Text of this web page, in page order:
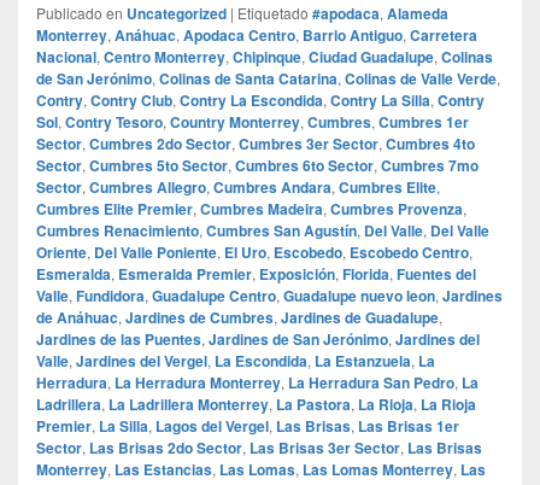
Publicado en Uncategorized | Etiquetado #apodaca, Alameda
Monterrey, Anáhuac, Apodaca Centro, Barrio Antiguo, Carretera
Nacional, Centro Monterrey, Chipinque, Ciudad Guadalupe, Colinas
de San Jerónimo, Colinas de Santa Catarina, Colinas de Valle Verde,
Contry, Contry Club, Contry La Escondida, Contry La Silla, Contry
Sol, Contry Tesoro, Country Monterrey, Cumbres, Cumbres 1er
Sector, Cumbres 2do Sector, Cumbres 3er Sector, Cumbres 4to
Sector, Cumbres 5to Sector, Cumbres 6to Sector, Cumbres 7mo
Sector, Cumbres Allegro, Cumbres Andara, Cumbres Elite,
Cumbres Elite Premier, Cumbres Madeira, Cumbres Provenza,
Cumbres Renacimiento, Cumbres San Agustín, Del Valle, Del Valle
Oriente, Del Valle Poniente, El Uro, Escobedo, Escobedo Centro,
Esmeralda, Esmeralda Premier, Exposición, Florida, Fuentes del
Valle, Fundidora, Guadalupe Centro, Guadalupe nuevo leon, Jardines
de Anáhuac, Jardines de Cumbres, Jardines de Guadalupe,
Jardines de las Puentes, Jardines de San Jerónimo, Jardines del
Valle, Jardines del Vergel, La Escondida, La Estanzuela, La
Herradura, La Herradura Monterrey, La Herradura San Pedro, La
Ladrillera, La Ladrillera Monterrey, La Pastora, La Rioja, La Rioja
Premier, La Silla, Lagos del Vergel, Las Brisas, Las Brisas 1er
Sector, Las Brisas 2do Sector, Las Brisas 3er Sector, Las Brisas
Monterrey, Las Estancias, Las Lomas, Las Lomas Monterrey, Las